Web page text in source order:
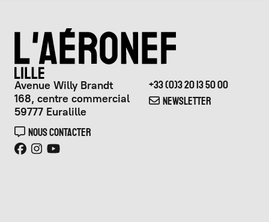
Avenue Willy Brandt
168, centre commercial
59777 Euralille
NOUS CONTACTER
+33 (0)3 20 13 50 00
NEWSLETTER